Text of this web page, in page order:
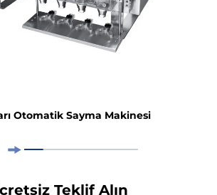
Otomatik Sayma Makinesi
Teklif Alın